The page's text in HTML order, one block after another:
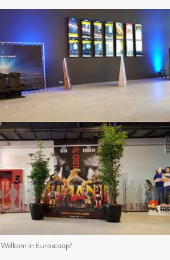
Welkom in Euroscoop?